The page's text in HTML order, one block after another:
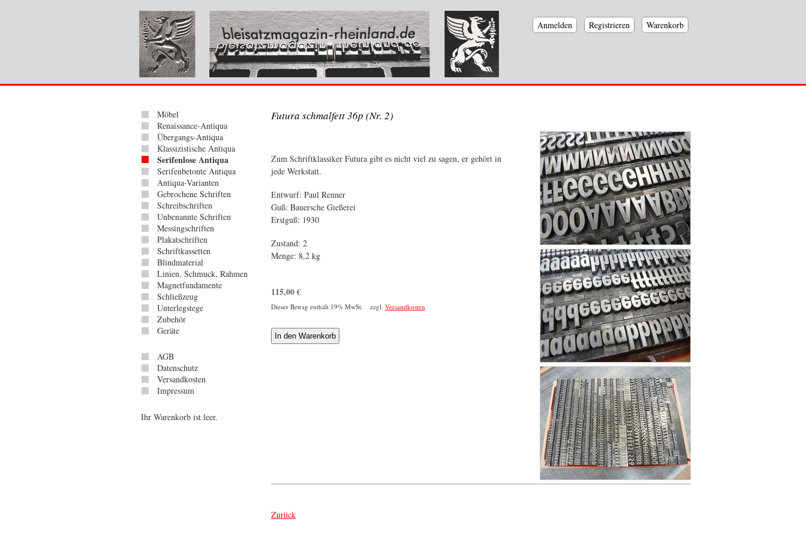
Anmelden Registrieren Warenkorb
Möbel
Renaissance-Antiqua
Übergangs-Antiqua
Klassizistische Antiqua
Serifenlose Antiqua
Serifenbetonte Antiqua
Antiqua-Varianten
Gebrochene Schriften
Schreibschriften
Unbenannte Schriften
Messingschriften
Plakatschriften
Schriftkassetten
Blindmaterial
Linien, Schmuck, Rahmen
Magnetfundamente
Schließzeug
Unterlegstege
Zubehör
Geräte
AGB
Datenschutz
Versandkosten
Impressum
Ihr Warenkorb ist leer.
Futura schmalfett 36p (Nr. 2)
Zum Schriftklassiker Futura gibt es nicht viel zu sagen, er gehört in
jede Werkstatt.
Entwurf: Paul Renner
Guß: Bauersche Gießerei
Erstguß: 1930
Zustand: 2
Menge: 8,2 kg
115,00€
Dieser Betrag enthält 19% MwSt. zzgl. Versandkosten
Zurück